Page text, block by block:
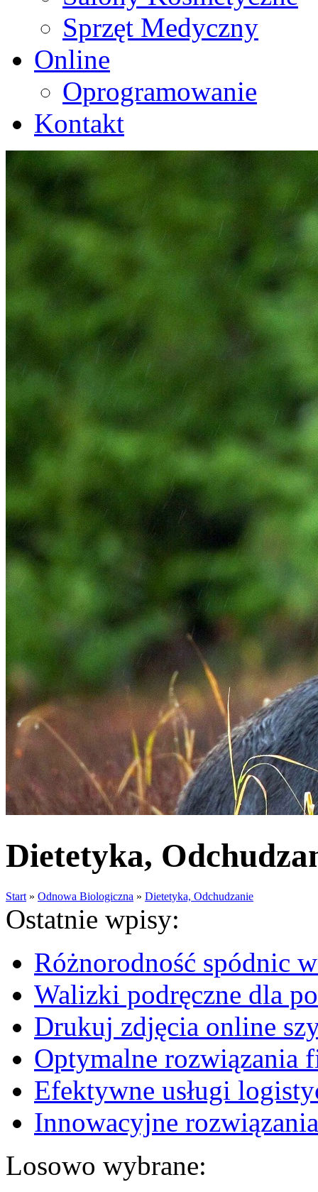
Sprzęt Medyczny
Online
Oprogramowanie
Kontakt
Dietetyka,
Start » Odnowa Biologiczna » Dietetyka, Odchudzanie
Ostatnie wpisy:
Różnorodność spódnic
Walizki podręczne dla
Drukuj zdjęcia online
Optymalne rozwiązania
Efektywne usługi
Innowacyjne
Losowo wybrane: